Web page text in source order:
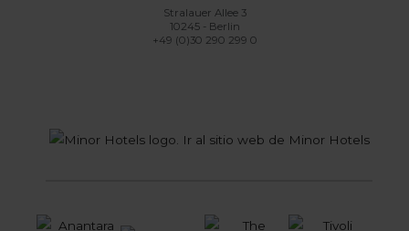
Stralauer Allee 3
10245 - Berlin
+49 (0)30 290 299 0